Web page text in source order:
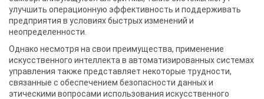
улучшить операционную эффективность и поддерживать
предприятия в условиях быстрых изменений и
неопределенности.
Однако несмотря на свои преимущества, применение
искусственного интеллекта в автоматизированных системах
управления также представляет некоторые трудности,
связанные с обеспечением безопасности данных и
этическими вопросами использования искусственного